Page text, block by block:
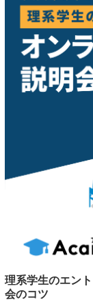
理系学生のエン
会のコツ